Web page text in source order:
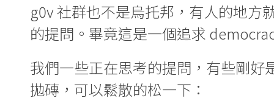
g0v 社群也不是烏托邦，有人的地方
的提問。畢竟這是一個追求
我們一些正在思考的提問，有些剛
拋磚，可以鬆散的松一下：